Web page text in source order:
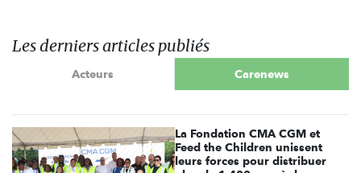
Les derniers articles publiés
Acteurs Carenews
La Fondation CMA CGM et
Feed the Children unissent
leurs forces pour distribuer